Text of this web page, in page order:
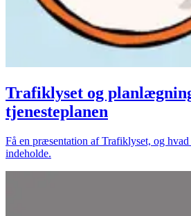
Trafiklyset og
tjenesteplanen
Få en præsentation af Trafiklyset, og hvad
indeholde.